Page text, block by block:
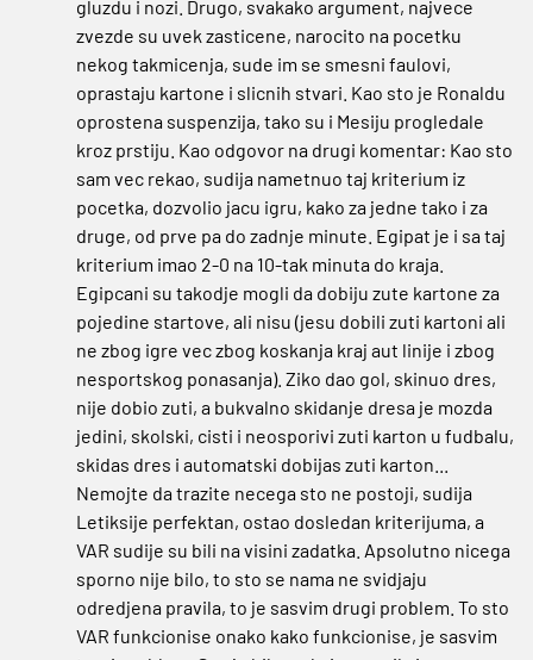
gluzdu i nozi. Drugo, svakako argument, najvece
zvezde su uvek zasticene, narocito na pocetku
nekog takmicenja, sude im se smesni faulovi,
oprastaju kartone i slicnih stvari. Kao sto je Ronaldu
oprostena suspenzija, tako su i Mesiju progledale
kroz prstiju. Kao odgovor na drugi komentar: Kao sto
sam vec rekao, sudija nametnuo taj kriterium iz
pocetka, dozvolio jacu igru, kako za jedne tako i za
druge, od prve pa do zadnje minute. Egipat je i sa taj
kriterium imao 2-0 na 10-tak minuta do kraja.
Egipcani su takodje mogli da dobiju zute kartone za
pojedine startove, ali nisu (jesu dobili zuti kartoni ali
ne zbog igre vec zbog koskanja kraj aut linije i zbog
nesportskog ponasanja). Ziko dao gol, skinuo dres,
nije dobio zuti, a bukvalno skidanje dresa je mozda
jedini, skolski, cisti i neosporivi zuti karton u fudbalu,
skidas dres i automatski dobijas zuti karton...
Nemojte da trazite necega sto ne postoji, sudija
Letiksije perfektan, ostao dosledan kriterijuma, a
VAR sudije su bili na visini zadatka. Apsolutno nicega
sporno nije bilo, to sto se nama ne svidjaju
odredjena pravila, to je sasvim drugi problem. To sto
VAR funkcionise onako kako funkcionise, je sasvim